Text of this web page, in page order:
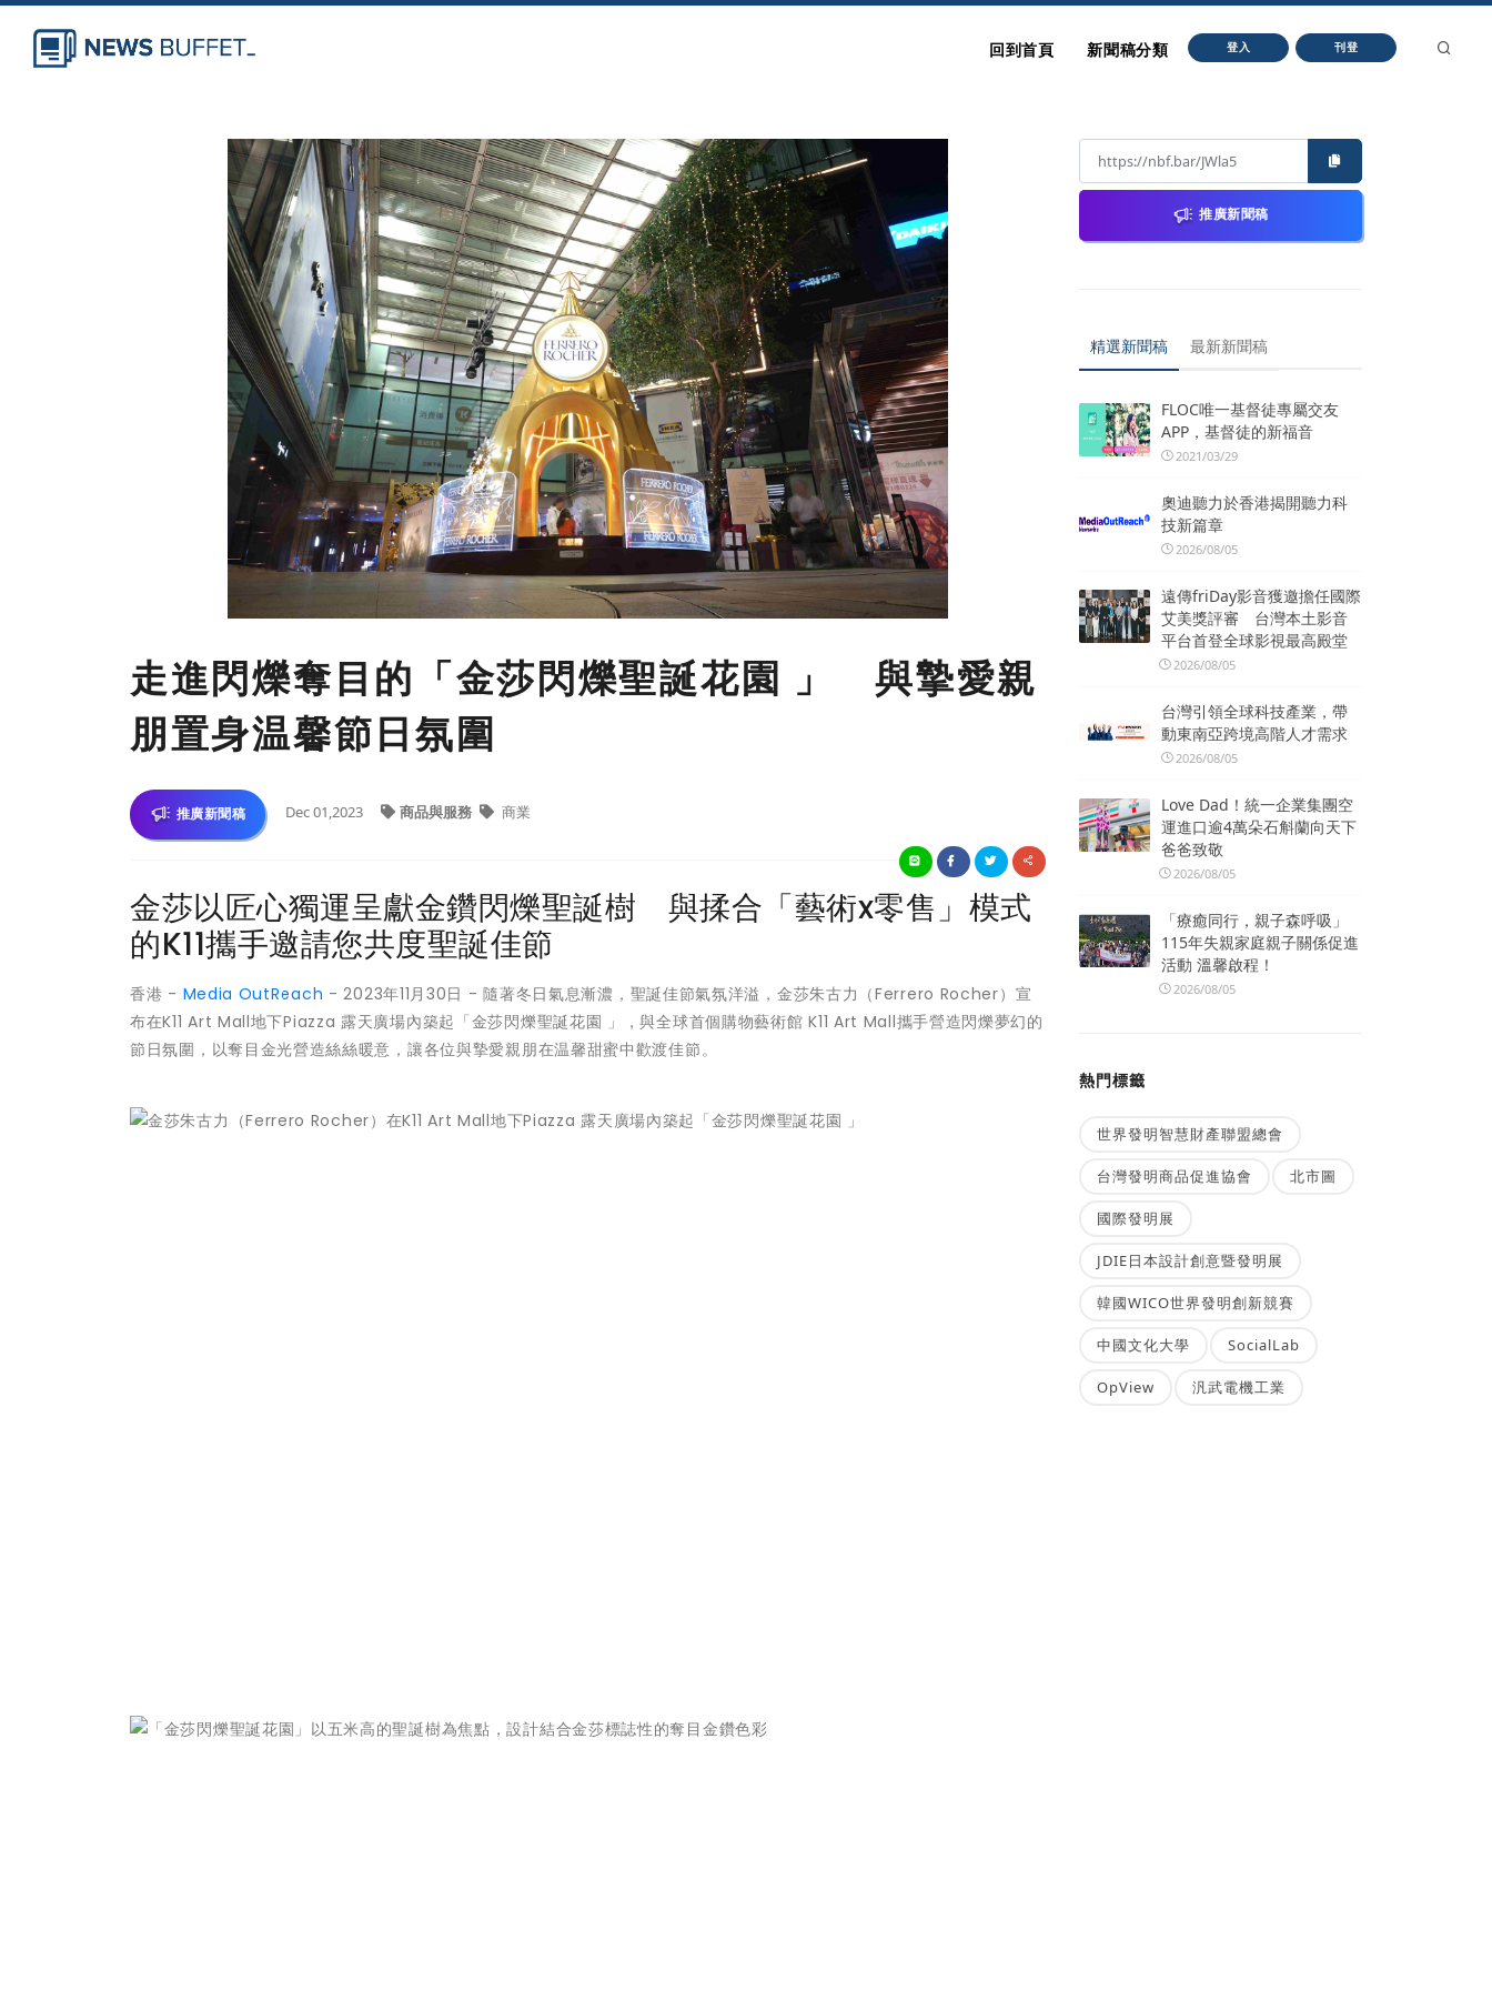
回到首頁 新聞稿分類 登入 刊登
走進閃爍奪目的「金莎閃爍聖誕花園 」 與摯愛親
朋置身温馨節日氛圍
推廣新聞稿 Dec 01,2023 商品與服務 商業
金莎以匠心獨運呈獻金鑽閃爍聖誕樹 與揉合「藝術x零售」模式
的K11攜手邀請您共度聖誕佳節
香港 - Media OutReach - 2023年11月30日 - 隨著冬日氣息漸濃，聖誕佳節氣氛洋溢，金莎朱古力（Ferrero Rocher）宣
布在K11 Art Mall地下Piazza 露天廣場內築起「金莎閃爍聖誕花園 」，與全球首個購物藝術館 K11 Art Mall攜手營造閃爍夢幻的
節日氛圍，以奪目金光營造絲絲暖意，讓各位與摯愛親朋在温馨甜蜜中歡渡佳節。
推廣新聞稿
精選新聞稿 最新新聞稿
FLOC唯一基督徒專屬交友
APP，基督徒的新福音
2021/03/29
奧迪聽力於香港揭開聽力科
技新篇章
2026/08/05
遠傳friDay影音獲邀擔任國際
艾美獎評審 台灣本土影音
平台首登全球影視最高殿堂
2026/08/05
台灣引領全球科技產業，帶
動東南亞跨境高階人才需求
2026/08/05
Love Dad！統一企業集團空
運進口逾4萬朵石斛蘭向天下
爸爸致敬
2026/08/05
「療癒同行，親子森呼吸」
115年失親家庭親子關係促進
活動 溫馨啟程！
2026/08/05
熱門標籤
世界發明智慧財產聯盟總會
台灣發明商品促進協會 北市圖
國際發明展
JDIE日本設計創意暨發明展
韓國WICO世界發明創新競賽
中國文化大學 SocialLab
OpView 汎武電機工業